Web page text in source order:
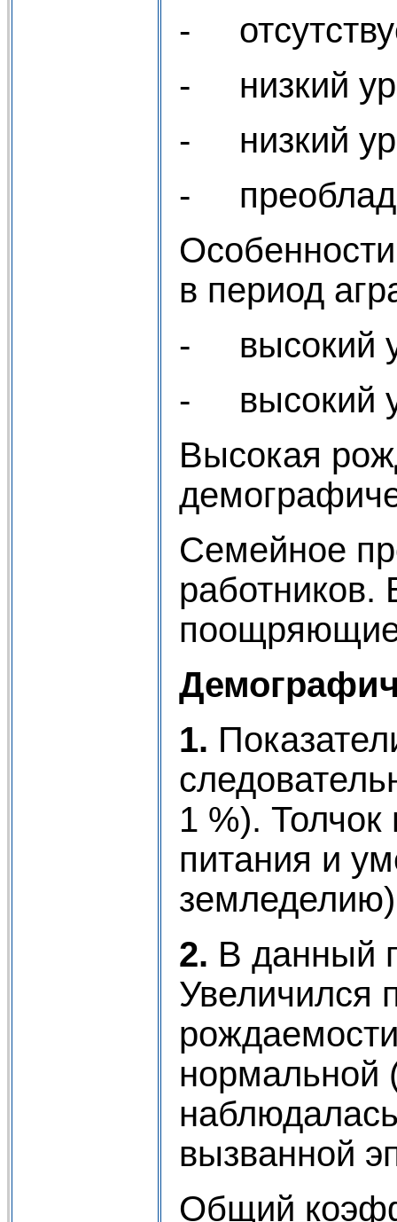
-
- низкий
- низкий
-
в период
- высокий
- высокий
Высокая
Семейное
работников.
поощряющие
1.
1 %).
питания и
2. В данный
Увеличился
нормальной
вызванной
Общий